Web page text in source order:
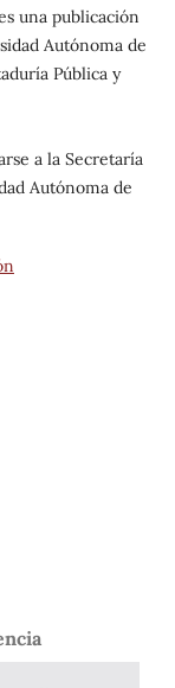
una publicación
Autónoma de
Pública y
a la Secretaría
Autónoma de